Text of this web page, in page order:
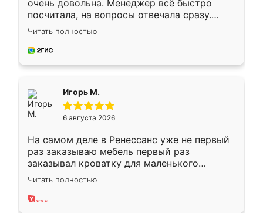
очень довольна. Менеджер всё быстро
посчитала, на вопросы отвечала сразу.
Замерщик приехал в субботу, подошёл к
делу со всей ответственностью. Собрали
за день, ребята работали аккуратно, даже
Читать полностью
Игорь М.
6 августа 2026
На самом деле в Ренессанс уже не первый
раз заказываю мебель первый раз
заказывал кроватку для маленького
ребёнка при его рождении ,во второй раз
заказал шкаф-купе. По качеству очень
хорошее сборка достаточно быстрая,
Читать полностью